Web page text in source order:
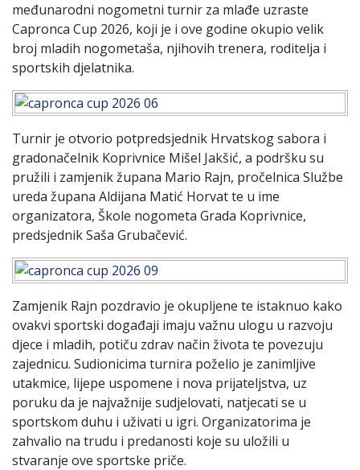
međunarodni nogometni turnir za mlađe uzraste
Capronca Cup 2026, koji je i ove godine okupio velik
broj mladih nogometaša, njihovih trenera, roditelja i
sportskih djelatnika.
Turnir je otvorio potpredsjednik Hrvatskog sabora i
gradonačelnik Koprivnice Mišel Jakšić, a podršku su
pružili i zamjenik župana Mario Rajn, pročelnica Službe
ureda župana Aldijana Matić Horvat te u ime
organizatora, Škole nogometa Grada Koprivnice,
predsjednik Saša Grubačević.
Zamjenik Rajn pozdravio je okupljene te istaknuo kako
ovakvi sportski događaji imaju važnu ulogu u razvoju
djece i mladih, potiču zdrav način života te povezuju
zajednicu. Sudionicima turnira poželio je zanimljive
utakmice, lijepe uspomene i nova prijateljstva, uz
poruku da je najvažnije sudjelovati, natjecati se u
sportskom duhu i uživati u igri. Organizatorima je
zahvalio na trudu i predanosti koje su uložili u
stvaranje ove sportske priče.